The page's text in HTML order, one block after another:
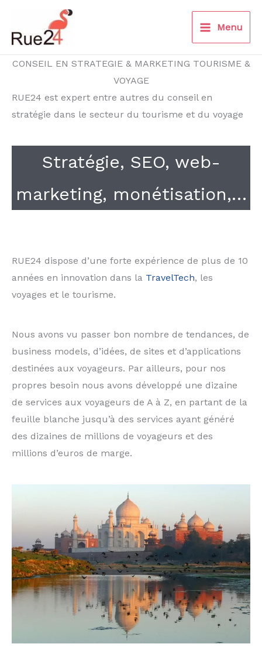
contenu
Menu
CONSEIL EN STRATEGIE & MARKETING TOURISME &
VOYAGE
RUE24 est expert entre autres du conseil en
stratégie dans le secteur du tourisme et du voyage
Stratégie, SEO, web-
marketing, monétisation,…
RUE24 dispose d’une forte expérience de plus de 10
années en innovation dans la TravelTech, les
voyages et le tourisme.
Nous avons vu passer bon nombre de tendances, de
business models, d’idées, de sites et d’applications
destinées aux voyageurs. Par ailleurs, pour nos
propres besoin nous avons développé une dizaine
de services aux voyageurs de A à Z, en partant de la
feuille blanche jusqu’à des services ayant généré
des dizaines de millions de voyageurs et des
millions d’euros de marge.